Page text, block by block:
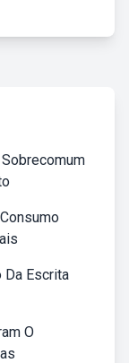
Da Escrita
O